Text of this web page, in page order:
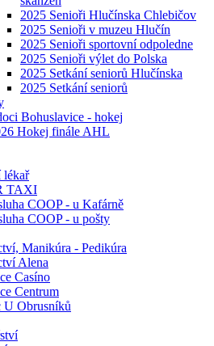
2025 Senioři Hlučínska Chlebičov
2025 Senioři v muzeu Hlučín
2025 Senioři sportovní odpoledne
2025 Senioři výlet do Polska
2025 Setkání seniorů Hlučínska
2025 Setkání seniorů
Bohuslavice - hokej
Hokej finále AHL
lékař
TAXI
COOP - u Kafárně
COOP - u pošty
Manikúra - Pedikúra
Alena
Casíno
Centrum
U Obrusníků